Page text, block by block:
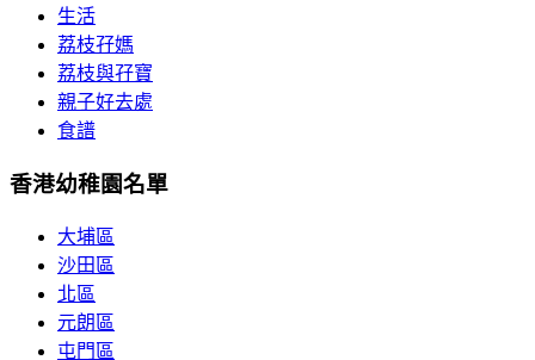
生活
荔枝孖媽
荔枝與孖寶
親子好去處
食譜
香港幼稚園名單
大埔區
沙田區
北區
元朗區
屯門區